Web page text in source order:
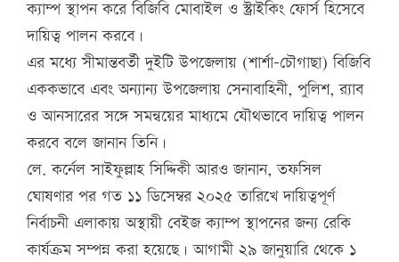
ক্যাম্প স্থাপন করে বিজিবি মোবাইল ও স্ট্রাইকিং ফোর্স হিসেবে
দায়িত্ব পালন করবে।
এর মধ্যে সীমান্তবর্তী দুইটি উপজেলায় (শার্শা-চৌগাছা) বিজিবি
এককভাবে এবং অন্যান্য উপজেলায় সেনাবাহিনী, পুলিশ, র‌্যাব
ও আনসারের সঙ্গে সমন্বয়ের মাধ্যমে যৌথভাবে দায়িত্ব পালন
করবে বলে জানান তিনি।
লে. কর্নেল সাইফুল্লাহ সিদ্দিকী আরও জানান, তফসিল
ঘোষণার পর গত ১১ ডিসেম্বর ২০২৫ তারিখে দায়িত্বপূর্ণ
নির্বাচনী এলাকায় অস্থায়ী বেইজ ক্যাম্প স্থাপনের জন্য রেকি
কার্যক্রম সম্পন্ন করা হয়েছে। আগামী ২৯ জানুয়ারি থেকে ১